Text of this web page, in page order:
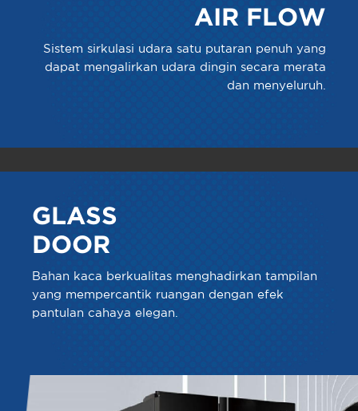
AIR FLOW
Sistem sirkulasi udara satu putaran penuh yang
dapat mengalirkan udara dingin secara merata
dan menyeluruh.
GLASS
DOOR
Bahan kaca berkualitas menghadirkan tampilan
yang mempercantik ruangan dengan efek
pantulan cahaya elegan.